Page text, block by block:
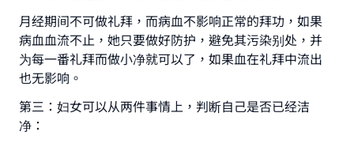
月经期间不可做礼拜，而病血不影响正常的拜功，如果
病血血流不止，她只要做好防护，避免其污染别处，并
为每一番礼拜而做小净就可以了，如果血在礼拜中流出
也无影响。
第三：妇女可以从两件事情上，判断自己是否已经洁
净：